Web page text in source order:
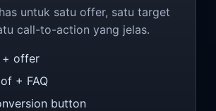
untuk satu offer, satu target
call-to-action yang jelas.
+ offer
+ FAQ
button